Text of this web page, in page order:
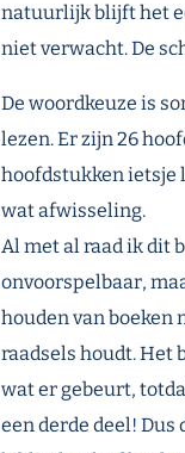
natuurlijk blijft het
niet verwacht. De
De woordkeuze is
lezen. Er zijn 26
hoofdstukken ietsje
wat afwisseling.
Al met al raad ik dit
onvoorspelbaar,
houden van boeken
raadsels houdt. Het
wat er gebeurt,
een derde deel!